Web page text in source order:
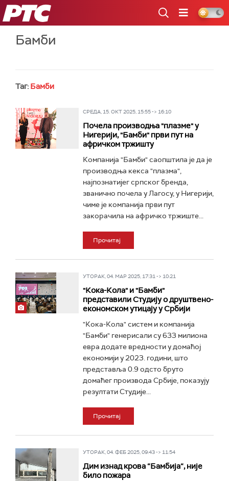
РТС
Бамби
Таг: Бамби
СРЕДА, 15. ОКТ 2025, 15:55 -> 16:10
Почела производња "плазме" у
Нигерији, "Бамби" први пут на
афричком тржишту
Компанија "Бамби" саопштила је да је
производња кекса "плазма",
најпознатијег српског бренда,
званично почела у Лагосу, у Нигерији,
чиме је компанија први пут
закорачила на афричко тржиште...
Прочитај
УТОРАК, 04. МАР 2025, 17:31 -> 10:21
"Кока-Кола" и "Бамби"
представили Студију о друштвено-
економском утицају у Србији
"Кока-Кола" систем и компанија
"Бамби" генерисали су 633 милиона
евра додате вредности у домаћој
економији у 2023. години, што
представља 0.9 одсто бруто
домаћег производа Србије, показују
резултати Студије...
Прочитај
УТОРАК, 04. ФЕБ 2025, 09:43 -> 11:54
Дим изнад крова “Бамбија“, није
било пожара